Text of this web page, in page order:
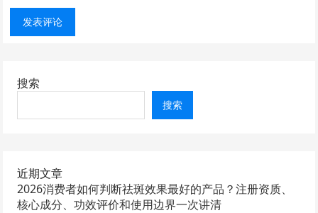
搜索
搜索
近期文章
2026消费者如何判断祛斑效果最好的产品？注册资质、
核心成分、功效评价和使用边界一次讲清